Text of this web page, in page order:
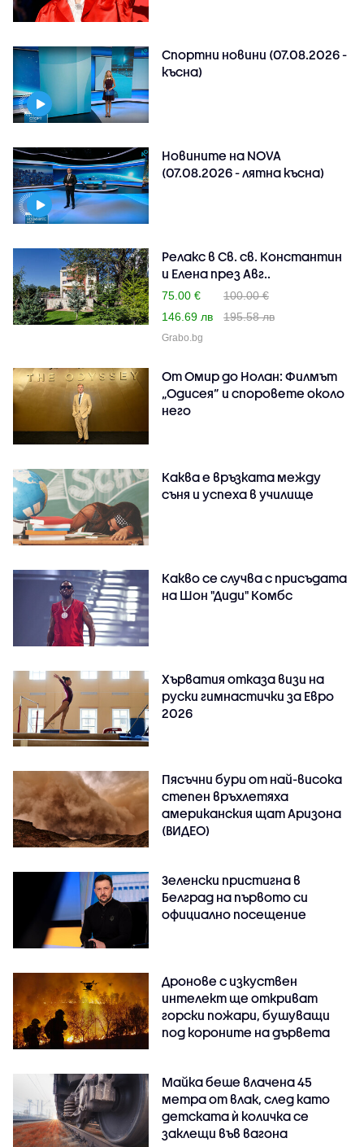
Спортни новини (07.08.2026 -
късна)
Новините на NOVA
(07.08.2026 - лятна късна)
Релакс в Св. св. Константин
и Елена през Авг..
75.00 €
100.00 €
146.69 лв
195.58 лв
Grabo.bg
От Омир до Нолан: Филмът
„Одисея” и споровете около
него
Каква е връзката между
съня и успеха в училище
Какво се случва с присъдата
на Шон "Диди" Комбс
Хърватия отказа визи на
руски гимнастички за Евро
2026
Пясъчни бури от най-висока
степен връхлетяха
американския щат Аризона
(ВИДЕО)
Зеленски пристигна в
Белград на първото си
официално посещение
Дронове с изкуствен
интелект ще откриват
горски пожари, бушуващи
под короните на дървета
Майка беше влачена 45
метра от влак, след като
детската ѝ количка се
заклещи във вагона